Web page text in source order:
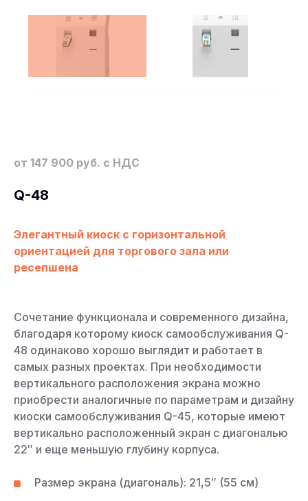
от 147 900 руб. с НДС
Q-48
Элегантный киоск с горизонтальной
ориентацией для торгового зала или
ресепшена
Сочетание функционала и современного дизайна,
благодаря которому киоск самообслуживания Q-
48 одинаково хорошо выглядит и работает в
самых разных проектах. При необходимости
вертикального расположения экрана можно
приобрести аналогичные по параметрам и дизайну
киоски самообслуживания Q-45, которые имеют
вертикально расположенный экран с диагональю
22″ и еще меньшую глубину корпуса.
Размер экрана (диагональ): 21,5″ (55 см)